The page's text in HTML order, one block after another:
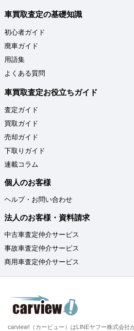
車買取査定の基礎知識
初心者ガイド
廃車ガイド
用語集
よくある質問
車買取査定お役立ちガイド
査定ガイド
買取ガイド
売却ガイド
下取りガイド
連載コラム
個人のお客様
ヘルプ・お問い合わせ
法人のお客様・資料請求
中古車査定仲介サービス
事故車査定仲介サービス
商用車査定仲介サービス
carview!（カービュー）はLINEヤフー株式会社